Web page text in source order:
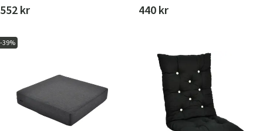
552 kr 440 kr
-39%